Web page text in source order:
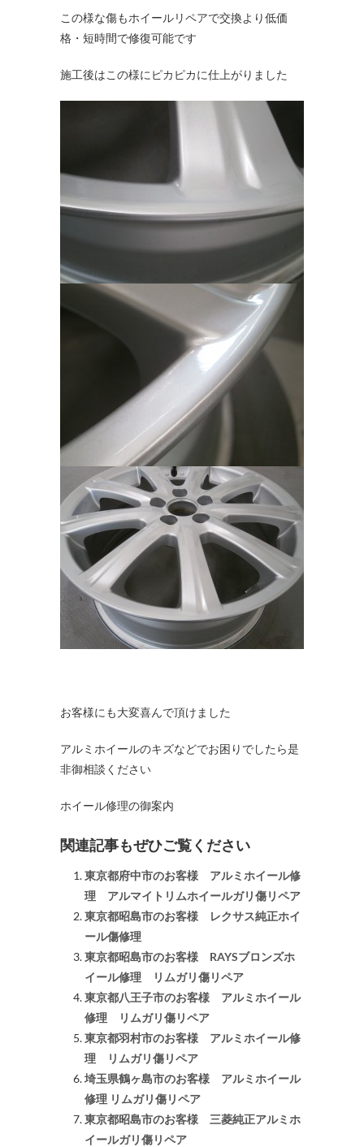
この様な傷もホイールリペアで交換より低価
格・短時間で修復可能です
施工後はこの様にピカピカに仕上がりました
お客様にも大変喜んで頂けました
アルミホイールのキズなどでお困りでしたら是
非御相談ください
ホイール修理の御案内
関連記事もぜひご覧ください
東京都府中市のお客様 アルミホイール修
理 アルマイトリムホイールガリ傷リペア
東京都昭島市のお客様 レクサス純正ホイ
ール傷修理
東京都昭島市のお客様 RAYSブロンズホ
イール修理 リムガリ傷リペア
東京都八王子市のお客様 アルミホイール
修理 リムガリ傷リペア
東京都羽村市のお客様 アルミホイール修
理 リムガリ傷リペア
埼玉県鶴ヶ島市のお客様 アルミホイール
修理 リムガリ傷リペア
東京都昭島市のお客様 三菱純正アルミホ
イールガリ傷リペア